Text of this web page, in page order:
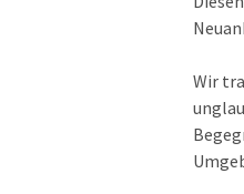
Wir